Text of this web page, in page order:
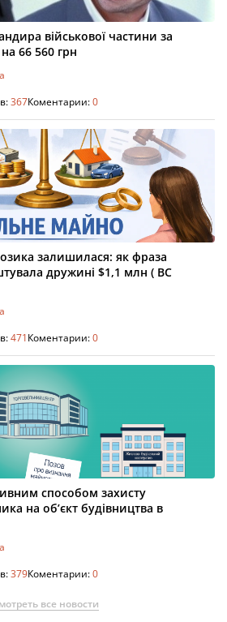
військової частини за
66 560 грн
367Коментарии:0
залишилася: як фраза
дружині $1,1 млн ( ВС
471Коментарии:0
способом захисту
на об’єкт будівництва в
379Коментарии:0
все новости